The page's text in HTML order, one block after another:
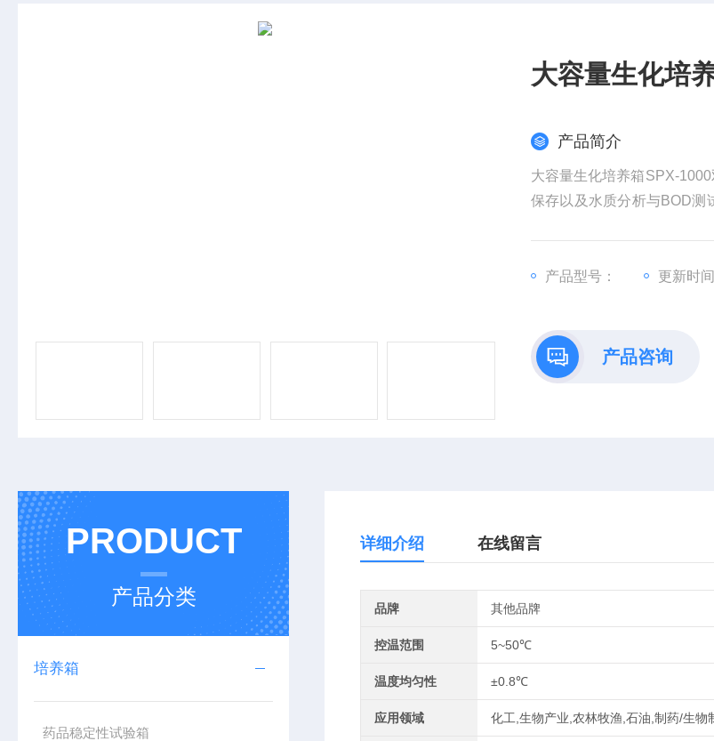
大容量生化培
产品简介
大容量生化培养箱SPX-
保存以及水质分析与BOD测
产品型号： 更新时
产品咨询
PRODUCT
产品分类
培养箱
药品稳定性试验箱
详细介绍 在线留言
品牌 其他品牌
控温范围 5~50℃
温度均匀性 ±0.8℃
应用领域 化工,生物产业,农林牧渔,石油,制药/生物